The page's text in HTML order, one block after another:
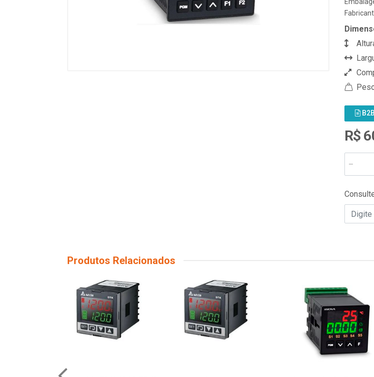
B2B
R$
Produtos Relacionados